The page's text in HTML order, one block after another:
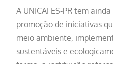
A UNICAFES-PR tem
promoção de iniciativas
meio ambiente,
sustentáveis e